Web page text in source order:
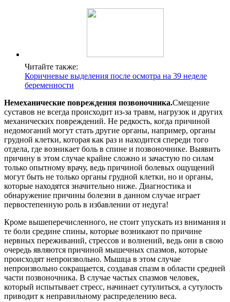
Читайте также:
Коричневые выделения после осмотра на 39 неделе
беременности
Немеханические повреждения позвоночника.Смещение
суставов не всегда происходит из-за травм, нагрузок и других
механических повреждений. Не редкость, когда причиной
недомоганий могут стать другие органы, например, органы
грудной клетки, которая как раз и находится спереди того
отдела, где возникает боль в спине и позвоночнике. Выявить
причину в этом случае крайне сложно и зачастую по силам
только опытному врачу, ведь причиной болевых ощущений
могут быть не только органы грудной клетки, но и органы,
которые находятся значительно ниже. Диагностика и
обнаружение причины болезни в данном случае играет
первостепенную роль в избавлении от недуга!
Кроме вышеперечисленного, не стоит упускать из внимания и
те боли средине спины, которые возникают по причине
нервных переживаний, стрессов и волнений, ведь они в свою
очередь являются причиной мышечных спазмов, которые
происходят непроизвольно. Мышца в этом случае
непроизвольно сокращается, создавая спазм в области средней
части позвоночника. В случае частых спазмов человек,
который испытывает стресс, начинает сутулиться, а сутулость
приводит к неправильному распределению веса.